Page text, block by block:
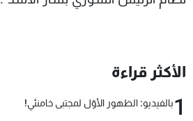
الأكثر قراءة
1بالفيديو: الظهور الأوّل لمجتبى خامنئي!